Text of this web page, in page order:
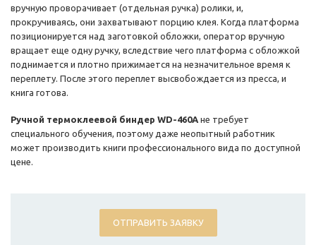
вручную проворачивает (отдельная ручка) ролики, и,
прокручиваясь, они захватывают порцию клея. Когда платформа
позиционируется над заготовкой обложки, оператор вручную
вращает еще одну ручку, вследствие чего платформа с обложкой
поднимается и плотно прижимается на незначительное время к
переплету. После этого переплет высвобождается из пресса, и
книга готова.
Ручной термоклеевой биндер WD-460A не требует
специального обучения, поэтому даже неопытный работник
может производить книги профессионального вида по доступной
цене.
ОТПРАВИТЬ ЗАЯВКУ